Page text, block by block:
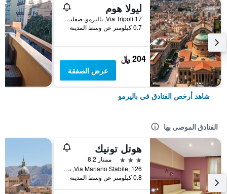
ليولا هوم
17 Via Tripoli, باليرمو, صقلية, إيطاليا
0.7 كيلومتر عن وسط المدينة
204 ﷼
عرض الصفقة
شاهد أرخص الفنادق في باليرمو
الفنادق الموصى بها
هوتل تونيك
3 نجوم
ممتاز 8.2
Via Mariano Stabile, 126, باليرمو, صقلية, إيطاليا
0.8 كيلومتر عن وسط المدينة